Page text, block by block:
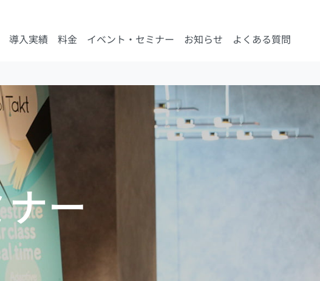
導入実績 料金 イベント・セミナー お知らせ よくある質問
ー